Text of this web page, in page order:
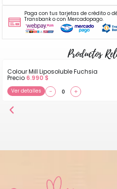
Paga con tus tarjetas de crédito o
Transbank o con Mercadopago.
Productos
Colour Mill Liposoluble Fuchsia
Precio 6.990 $
Ver detalles − +